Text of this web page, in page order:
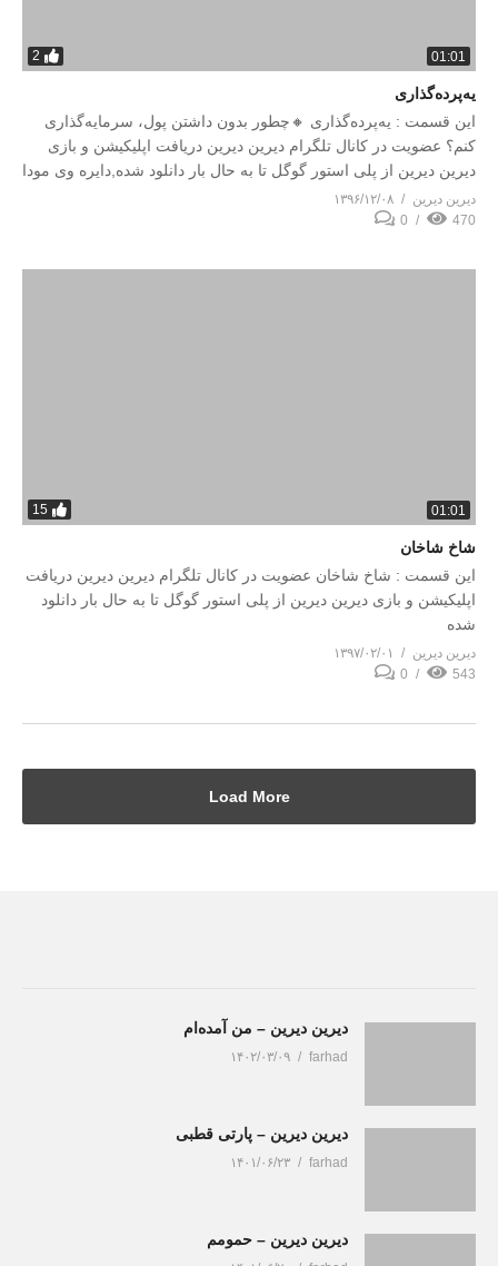
2 01:01
یه‌پرده‌گذاری
این قسمت : یه‌پرده‌گذاری 🔸چطور بدون داشتن پول، سرمایه‌گذاری
کنم؟ عضویت در کانال تلگرام دیرین دیرین دریافت اپلیکیشن و بازی
دیرین دیرین از پلی استور گوگل تا به حال بار دانلود شده,دایره وی مودا
دیرین دیرین
۱۳۹۶/۱۲/۰۸
470
0
15 01:01
شاخ شاخان
این قسمت : شاخ شاخان عضویت در کانال تلگرام دیرین دیرین دریافت
اپلیکیشن و بازی دیرین دیرین از پلی استور گوگل تا به حال بار دانلود
شده
دیرین دیرین
۱۳۹۷/۰۲/۰۱
543
0
Load More
دیرین دیرین – من آمده‌ام
farhad ۱۴۰۲/۰۳/۰۹
دیرین دیرین – پارتی قطبی
farhad ۱۴۰۱/۰۶/۲۳
دیرین دیرین – حمومم